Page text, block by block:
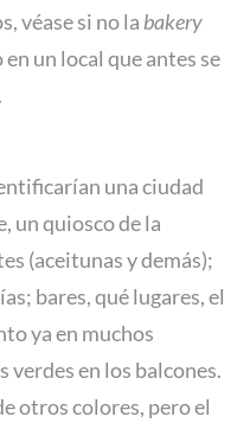
véase si no la bakery
un local que antes se
una ciudad
un quiosco de la
(aceitunas y demás);
bares, qué lugares, el
ya en muchos
verdes en los balcones.
otros colores, pero el